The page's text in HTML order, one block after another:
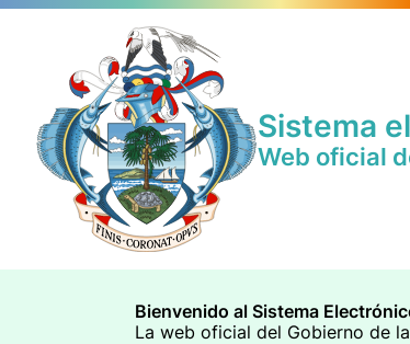
Sistema
Web oficial
Bienvenido al Sistema
La web oficial del Gobierno de